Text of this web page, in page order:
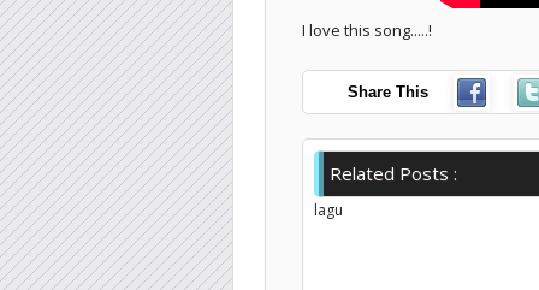
I love this song.....!
Share This
Related Posts :
lagu